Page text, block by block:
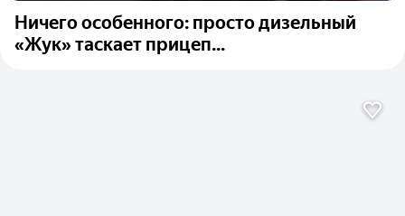
Ничего особенного: просто дизельный
«Жук» таскает прицеп...